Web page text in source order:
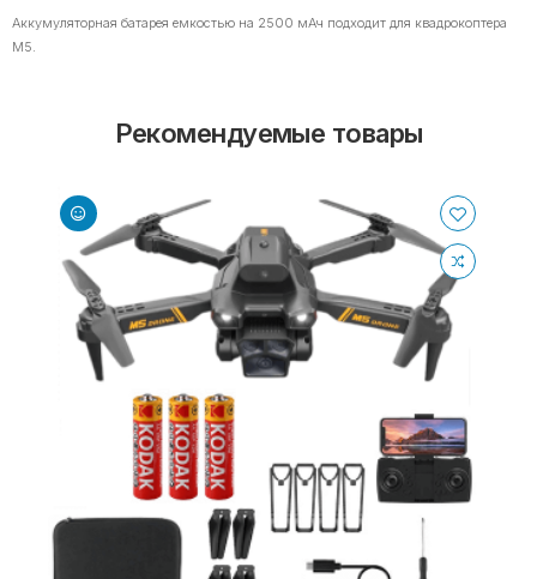
Аккумуляторная батарея емкостью на 2500 мАч подходит для квадрокоптера
M5.
Рекомендуемые товары